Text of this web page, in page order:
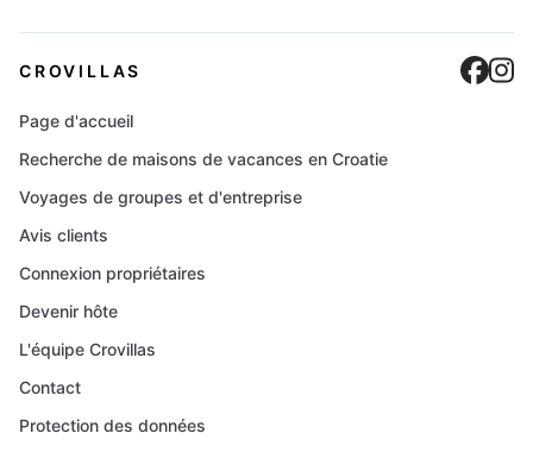
CROVILLAS
Page d'accueil
Recherche de maisons de vacances en Croatie
Voyages de groupes et d'entreprise
Avis clients
Connexion propriétaires
Devenir hôte
L'équipe Crovillas
Contact
Protection des données